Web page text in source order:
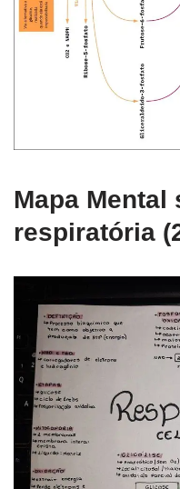
Mapa Mental
respiratória